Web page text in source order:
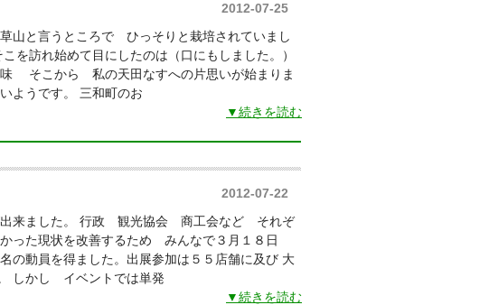
2012-07-25
山と言うところで ひっそりと栽培されていまし
訪れ始めて目にしたのは（口にもしました。）
そこから 私の天田なすへの片思いが始まりま
ようです。 三和町のお
▼続きを読む
2012-07-22
出来ました。 行政 観光協会 商工会など それぞ
った現状を改善するため みんなで３月１８日
の動員を得ました。出展参加は５５店舗に及び 大
しかし イベントでは単発
▼続きを読む